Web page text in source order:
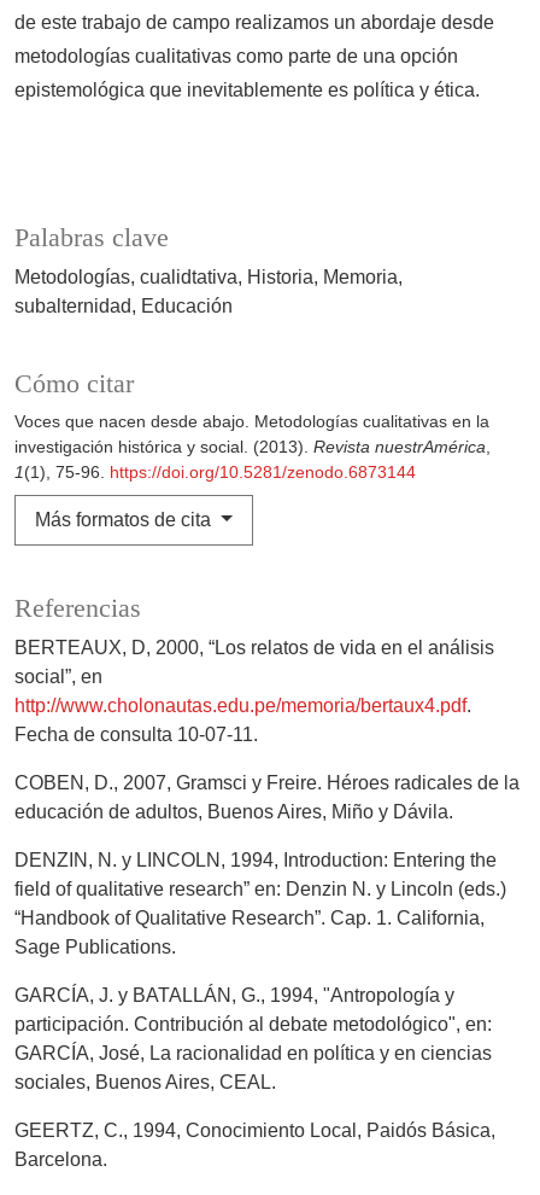
Palabras clave
Metodologías cualidtativa Historia
Memoria
subalternidad
Educación
Cómo citar
Voces que nacen desde abajo. Metodologías cualitativas en la
investigación histórica y social. (2013). Revista nuestrAmérica
1(1), 75-96. https://doi.org/10.5281/zenodo.6873144
Más formatos de cita
de este trabajo de campo realizamos un abordaje desde
metodologías cualitativas como parte de una opción
epistemológica que inevitablemente es política y ética.
Referencias
BERTEAUX, D, 2000, “Los relatos de vida en el análisis
social”, en
http://www.cholonautas.edu.pe/memoria/bertaux4.pdf.
Fecha de consulta 10-07-11.
COBEN, D., 2007, Gramsci y Freire. Héroes radicales de la
educación de adultos, Buenos Aires, Miño y Dávila.
DENZIN, N. y LINCOLN, 1994, Introduction: Entering the
field of qualitative research” en: Denzin N. y Lincoln (eds.)
“Handbook of Qualitative Research”. Cap. 1. California,
Sage Publications.
GARCÍA, J. y BATALLÁN, G., 1994, "Antropología y
participación. Contribución al debate metodológico", en:
GARCÍA, José, La racionalidad en política y en ciencias
sociales, Buenos Aires, CEAL.
GEERTZ, C., 1994, Conocimiento Local, Paidós Básica,
Barcelona.